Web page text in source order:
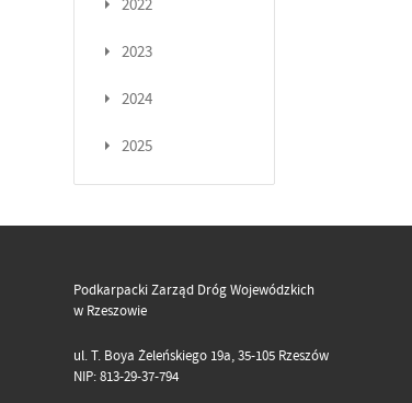
2022
2023
2024
2025
Podkarpacki Zarząd Dróg Wojewódzkich
w Rzeszowie
ul. T. Boya Żeleńskiego 19a, 35-105 Rzeszów
NIP: 813-29-37-794